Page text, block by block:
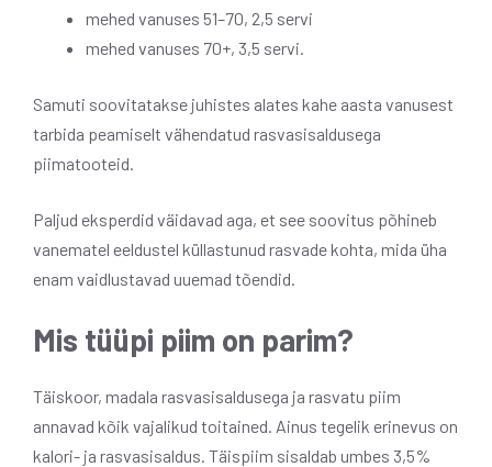
mehed vanuses 51–70, 2,5 servi
mehed vanuses 70+, 3,5 servi.
Samuti soovitatakse juhistes alates kahe aasta vanusest
tarbida peamiselt vähendatud rasvasisaldusega
piimatooteid.
Paljud eksperdid väidavad aga, et see soovitus põhineb
vanematel eeldustel küllastunud rasvade kohta, mida üha
enam vaidlustavad uuemad tõendid.
Mis tüüpi piim on parim?
Täiskoor, madala rasvasisaldusega ja rasvatu piim
annavad kõik vajalikud toitained. Ainus tegelik erinevus on
kalori- ja rasvasisaldus. Täispiim sisaldab umbes 3,5%